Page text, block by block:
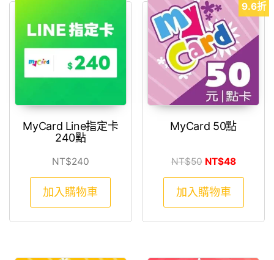
MyCard Line指定卡
240點
NT$240
加入購物車
9.6折
MyCard 50點
NT$50 原始價格：
NT$48目前價
加入購物車